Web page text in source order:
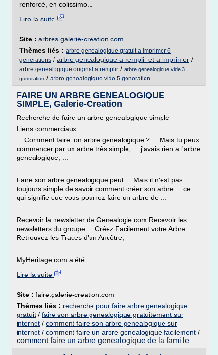
renforcé, en colissimo...
Lire la suite
Site : arbres.galerie-creation.com
Thèmes liés : arbre genealogique gratuit a imprimer 6
generations / arbre genealogique a remplir et a imprimer /
arbre genealogique original a remplir / arbre genealogique vide 3
generation / arbre genealogique vide 5 generation
FAIRE UN ARBRE GENEALOGIQUE
SIMPLE, Galerie-Creation
Recherche de faire un arbre genealogique simple
Liens commerciaux
... Comment faire ton arbre généalogique ? ... Mais tu peux
commencer par un arbre très simple, ... j'avais rien a l'arbre
genealogique, ...
Faire son arbre généalogique peut ... Mais il n'est pas
toujours simple de savoir comment créer son arbre ... ce
qui signifie que vous pourrez faire un arbre de ...
Recevoir la newsletter de Genealogie.com Recevoir les
newsletters du groupe ... Créez Facilement votre Arbre ...
Retrouvez les Traces d'un Ancêtre;
MyHeritage.com a été...
Lire la suite
Site : faire.galerie-creation.com
Thèmes liés : recherche pour faire arbre genealogique
gratuit / faire son arbre genealogique gratuitement sur
internet / comment faire son arbre genealogique sur
internet / comment faire un arbre genealogique facilement /
comment faire un arbre genealogique de la famille